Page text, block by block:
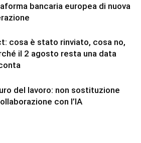
bancaria europea di nuova
cosa è stato rinviato, cosa no,
il 2 agosto resta una data
del lavoro: non sostituzione
con l’IA